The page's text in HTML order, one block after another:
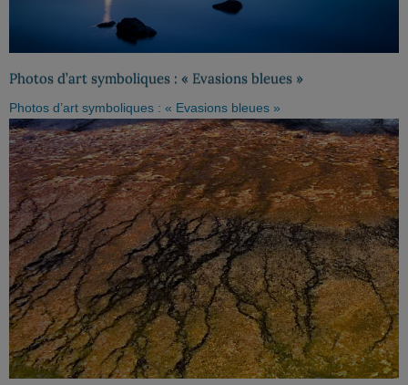
Photos d’art symboliques : « Evasions bleues »
Photos d’art symboliques : « Evasions bleues »